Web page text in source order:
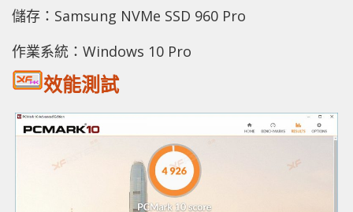
儲存：Samsung NVMe SSD 960 Pro
作業系統：Windows 10 Pro
效能測試